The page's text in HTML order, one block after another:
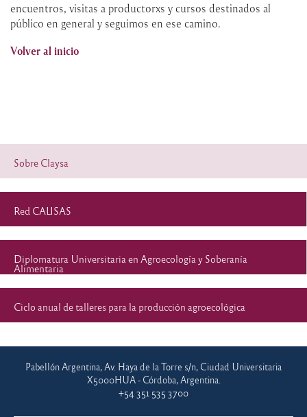
encuentros, visitas a productorxs y cursos destinados al
público en general y seguimos en ese camino.
Volver al inicio
Sobre Claysa
Red CALISAS
Diplomatura Universitaria en Agroecología y Soberanía
Alimentaria
Ciclo anual de talleres para la producción agroecológica
Pabellón Argentina, Av. Haya de la Torre s/n, Ciudad Universitaria
X5000HUA - Córdoba, Argentina.
+54 351 535 3700